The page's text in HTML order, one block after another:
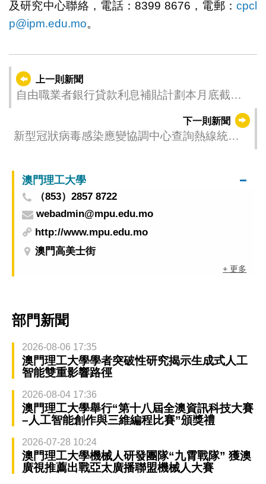
及研究中心聯絡，電話：8399 8676，電郵：cpcl
p@ipm.edu.mo。
上一則新聞
自由職業者銀行貸款利息補貼計劃本月底截止
下一則新聞
新型冠狀病毒感染應變協調中心查詢熱線統計
澳門理工大學
（853）2857 8722
webadmin@mpu.edu.mo
http://www.mpu.edu.mo
澳門高美士街
+ 更多
部門新聞
2026-08-06 17:35
澳門理工大學學者突破性研究揭示生成式人工
智能雙重影響路徑
2026-08-04 17:36
澳門理工大學舉行“第十八屆全澳資訊科技大賽
–人工智能創作與三維編程比賽”頒獎禮
2026-07-28 10:24
澳門理工大學機械人研發團隊“九霄戰隊” 獲澳
廣視推薦出戰亞太廣播聯盟機械人大賽